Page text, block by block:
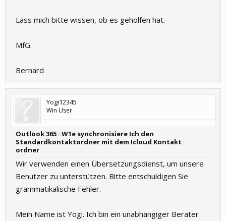
Lass mich bitte wissen, ob es geholfen hat.
MfG.
Bernard
Yogi12345
Win User
Outlook 365 : W1e synchronisiere Ich den
Standardkontaktordner mit dem Icloud Kontakt
ordner
Wir verwenden einen Übersetzungsdienst, um unsere
Benutzer zu unterstützen. Bitte entschuldigen Sie
grammatikalische Fehler.
Mein Name ist Yogi. Ich bin ein unabhängiger Berater